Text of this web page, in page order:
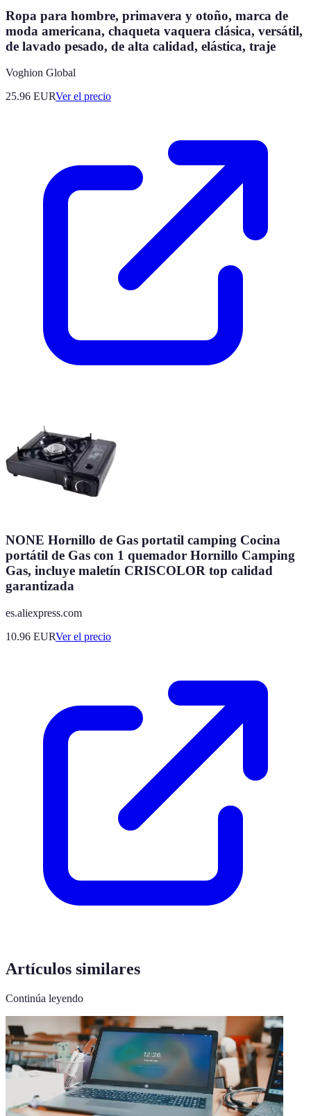
Ropa para hombre, primavera y otoño, marca de
moda americana, chaqueta vaquera clásica, versátil,
de lavado pesado, de alta calidad, elástica, traje
Voghion Global
25.96 EURVer el precio
NONE Hornillo de Gas portatil camping Cocina
portátil de Gas con 1 quemador Hornillo Camping
Gas, incluye maletín CRISCOLOR top calidad
garantizada
es.aliexpress.com
10.96 EURVer el precio
Artículos similares
Continúa leyendo